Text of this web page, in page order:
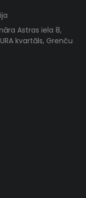
Astras iela 8,
kvartāls, Grenču